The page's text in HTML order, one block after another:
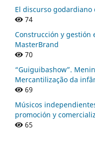
El discurso godardiano
74
Construcción y gestión
MasterBrand
70
“Guiguibashow”.
Mercantilização da
69
Músicos
promoción y
65